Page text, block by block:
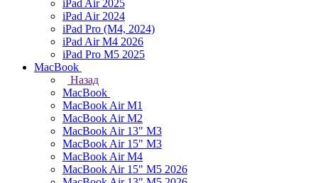
iPad Air 2025
iPad Air 2024
iPad Pro (M4, 2024)
iPad Air M4 2026
iPad Pro M5 2025
MacBook
Назад
MacBook
MacBook Air M1
MacBook Air M2
MacBook Air 13" M3
MacBook Air 15" M3
MacBook Air M4
MacBook Air 15" М5 2026